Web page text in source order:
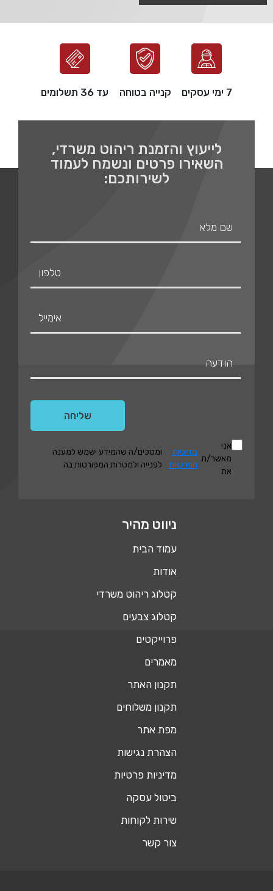
7 ימי עסקים קנייה בטוחה עד 36 תשלומים
לייעוץ והזמנת ריהוט משרדי,
השאירו פרטים ונשמח לעמוד
לשירותכם:
אני
מאשר/ת
את
מדיניות
הפרטיות
ומסכים/ה שהמידע ישמש למענה
לפנייה ולמטרות המפורטות בה
ניווט מהיר
עמוד הבית
אודות
קטלוג ריהוט משרדי
קטלוג צבעים
פרוייקטים
מאמרים
תקנון האתר
תקנון משלוחים
מפת אתר
הצהרת נגישות
מדיניות פרטיות
ביטול עסקה
שירות לקוחות
צור קשר